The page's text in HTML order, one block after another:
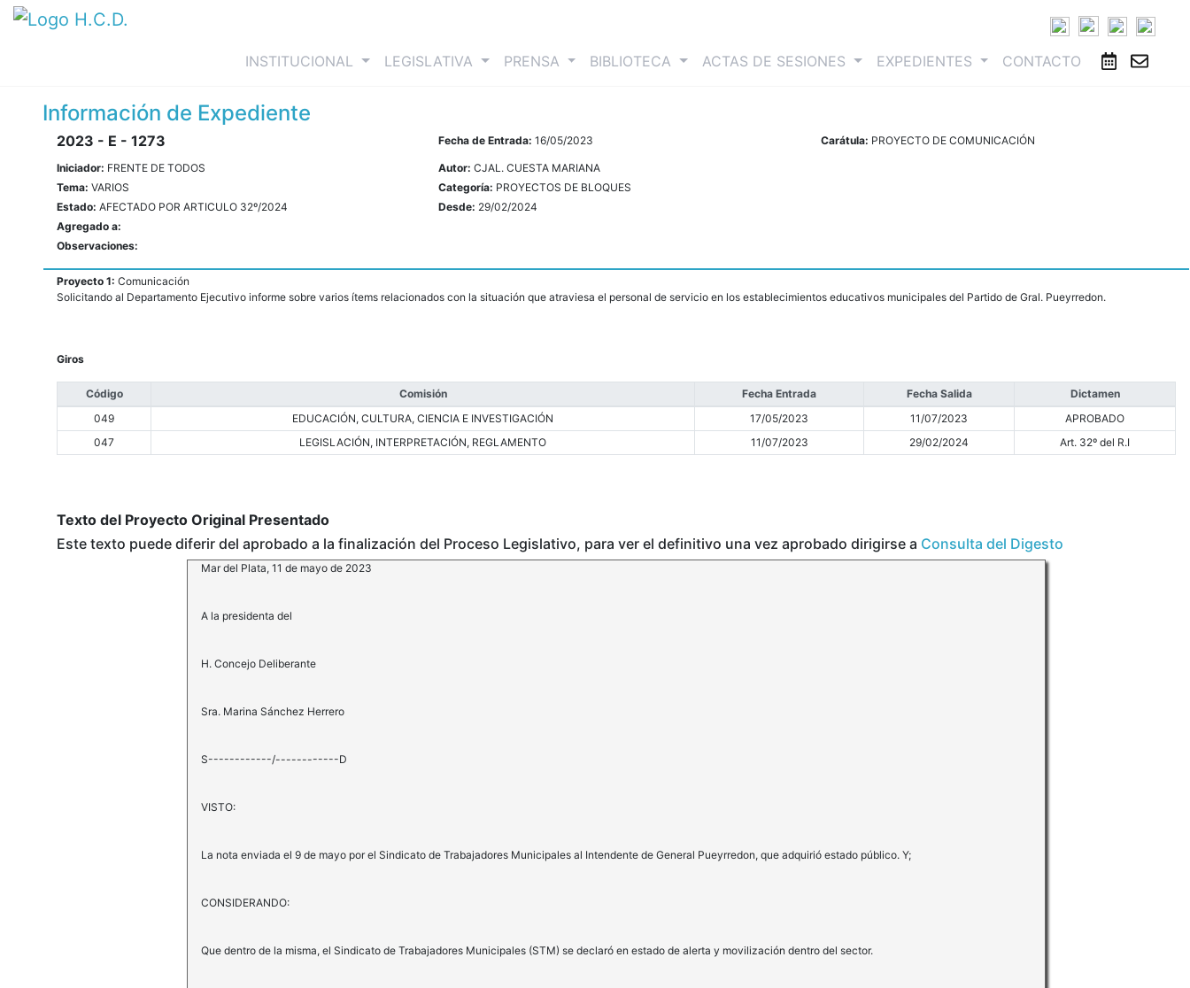
INSTITUCIONAL (current)LEGISLATIVA PRENSA BIBLIOTECA ACTAS DE SESIONES EXPEDIENTES CONTACTO
Información de Expediente
2023 - E - 1273 Fecha de Entrada:16/05/2023 Carátula: PROYECTO DE COMUNICACIÓN
Iniciador: FRENTE DE TODOS Autor:CJAL. CUESTA MARIANA
Tema: VARIOS Categoría: PROYECTOS DE BLOQUES
Estado: AFECTADO POR ARTICULO 32º/2024 Desde: 29/02/2024
Agregado a:
Observaciones:
Proyecto 1: Comunicación
Solicitando al Departamento Ejecutivo informe sobre varios ítems relacionados con la situación que atraviesa el personal de servicio en los establecimientos educativos municipales del Partido de Gral. Pueyrredon.
Giros
Código Comisión Fecha Entrada Fecha Salida
Dictamen
049
EDUCACIÓN, CULTURA, CIENCIA E INVESTIGACIÓN 17/05/2023 11/07/2023
APROBADO
047
LEGISLACIÓN, INTERPRETACIÓN, REGLAMENTO 11/07/2023 29/02/2024 Art. 32º del R.I
Texto del Proyecto Original Presentado
Este texto puede diferir del aprobado a la finalización del Proceso Legislativo, para ver el definitivo una vez aprobado dirigirse a Consulta del Digesto
Mar del Plata, 11 de mayo de 2023
A la presidenta del
H. Concejo Deliberante
Sra. Marina Sánchez Herrero
S------------/------------D
VISTO:
La nota enviada el 9 de mayo por el Sindicato de Trabajadores Municipales al Intendente de General Pueyrredon, que adquirió estado público. Y;
CONSIDERANDO:
Que dentro de la misma, el Sindicato de Trabajadores Municipales (STM) se declaró en estado de alerta y movilización dentro del sector.